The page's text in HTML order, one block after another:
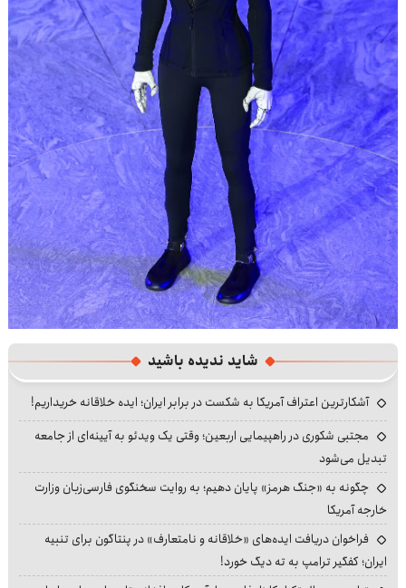
شاید ندیده باشید
آشکارترین اعتراف آمریکا به شکست در برابر ایران؛ ایده خلاقانه خریداریم!
مجتبی شکوری در راهپیمایی اربعین؛ وقتی یک ویدئو به آیینه‌ای از جامعه
تبدیل می‌شود
چگونه به «جنگ هرمز» پایان دهیم؛ به روایت سخنگوی فارسی‌زبان وزارت
خارجه آمریکا
فراخوان دریافت ایده‌های «خلاقانه و نامتعارف» در پنتاگون برای تنبیه
ایران؛ کفگیر ترامپ به ته دیگ خورد!